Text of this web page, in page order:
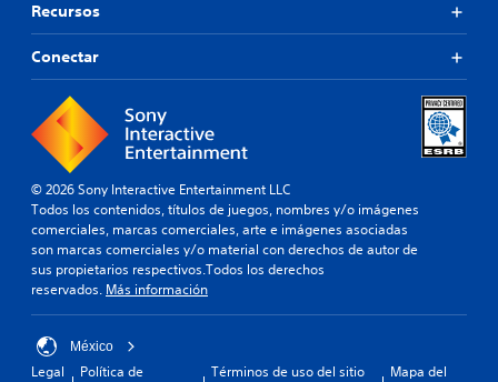
Recursos
Conectar
© 2026 Sony Interactive Entertainment LLC
Todos los contenidos, títulos de juegos, nombres y/o imágenes
comerciales, marcas comerciales, arte e imágenes asociadas
son marcas comerciales y/o material con derechos de autor de
sus propietarios respectivos.Todos los derechos
reservados. Más información
México
Legal Política de Términos de uso del sitio Mapa del